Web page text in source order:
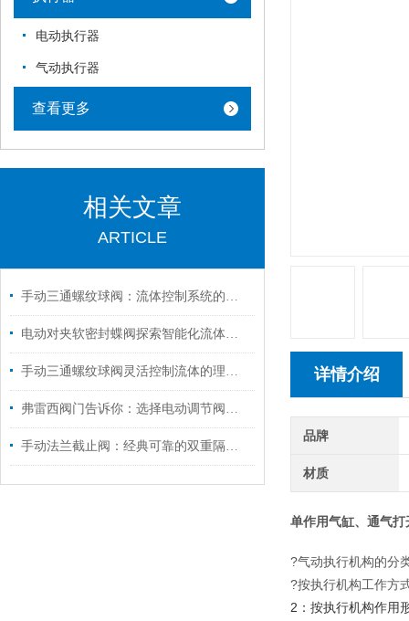
详情介绍
品牌
材质
单作用气缸、通气
?气动执行机构的分
?按执行机构工作方
2：按执行机构作用
电动执行器
气动执行器
查看更多
相关文章
ARTICLE
手动三通螺纹球阀：流体控制系统的灵活枢纽
电动对夹软密封蝶阀探索智能化流体控制的未来
手动三通螺纹球阀灵活控制流体的理想选择
弗雷西阀门告诉你：选择电动调节阀时要注意哪几个方面
手动法兰截止阀：经典可靠的双重隔离屏障